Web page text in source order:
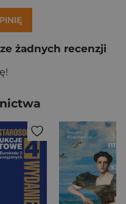
żadnych recenzji